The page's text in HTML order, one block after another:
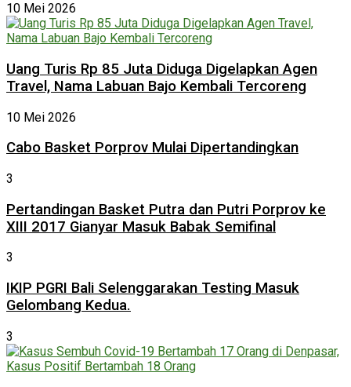
10 Mei 2026
Uang Turis Rp 85 Juta Diduga Digelapkan Agen
Travel, Nama Labuan Bajo Kembali Tercoreng
10 Mei 2026
Cabo Basket Porprov Mulai Dipertandingkan
3
Pertandingan Basket Putra dan Putri Porprov ke
XIII 2017 Gianyar Masuk Babak Semifinal
3
IKIP PGRI Bali Selenggarakan Testing Masuk
Gelombang Kedua.
3